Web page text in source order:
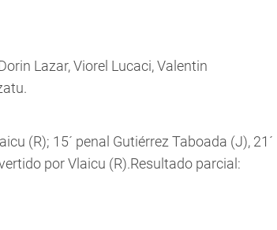
Lazar, Viorel Lucaci, Valentin
(R); 15´ penal Gutiérrez Taboada (J), 21´
por Vlaicu (R).Resultado parcial: